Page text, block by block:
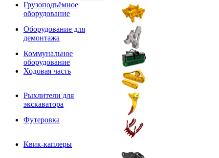
Грузоподъёмное
оборудование
Оборудование для
демонтажа
Коммунальное
оборудование
Ходовая часть
Рыхлители для
экскаватора
Футеровка
Квик-каплеры